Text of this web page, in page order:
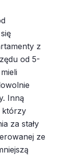
z
od 5-
Inną
którzy
za stały
ze